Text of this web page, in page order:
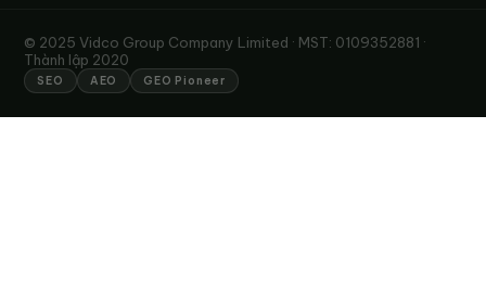
© 2025 Vidco Group Company Limited · MST: 0109352881 ·
Thành lập 2020
SEO AEO GEO Pioneer